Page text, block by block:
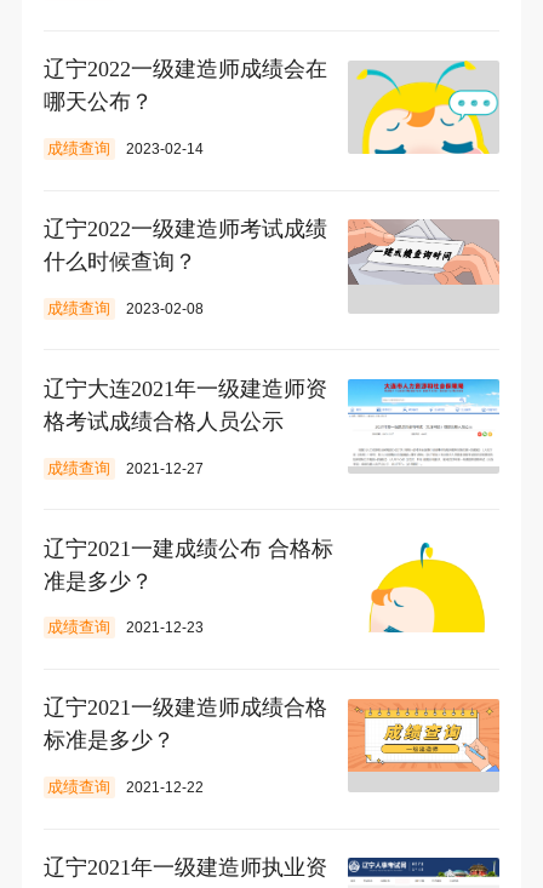
辽宁2022一级建造师成绩会在
哪天公布？
成绩查询 2023-02-14
辽宁2022一级建造师考试成绩
什么时候查询？
成绩查询 2023-02-08
辽宁大连2021年一级建造师资
格考试成绩合格人员公示
成绩查询 2021-12-27
辽宁2021一建成绩公布 合格标
准是多少？
成绩查询 2021-12-23
辽宁2021一级建造师成绩合格
标准是多少？
成绩查询 2021-12-22
辽宁2021年一级建造师执业资